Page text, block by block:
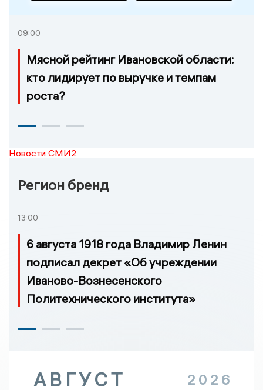
09:00
Мясной рейтинг Ивановской области:
кто лидирует по выручке и темпам
роста?
Новости СМИ2
Регион бренд
13:00
6 августа 1918 года Владимир Ленин
подписал декрет «Об учреждении
Иваново-Вознесенского
Политехнического института»
АВГУСТ 2026